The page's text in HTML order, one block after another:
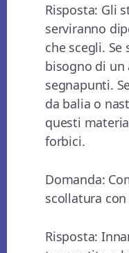
Risposta: Gli
serviranno
che scegli. Se
bisogno di un
segnapunti.
da balia o
questi
forbici.
Domanda:
scollatura
Risposta: